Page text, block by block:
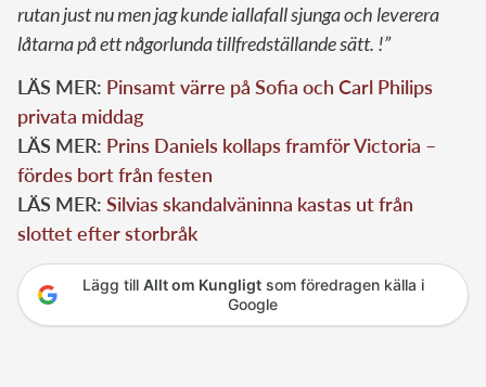
rutan just nu men jag kunde iallafall sjunga och leverera
låtarna på ett någorlunda tillfredställande sätt. !”
LÄS MER: Pinsamt värre på Sofia och Carl Philips
privata middag
LÄS MER: Prins Daniels kollaps framför Victoria –
fördes bort från festen
LÄS MER: Silvias skandalväninna kastas ut från
slottet efter storbråk
Lägg till Allt om Kungligtsom föredragen källa i
Google